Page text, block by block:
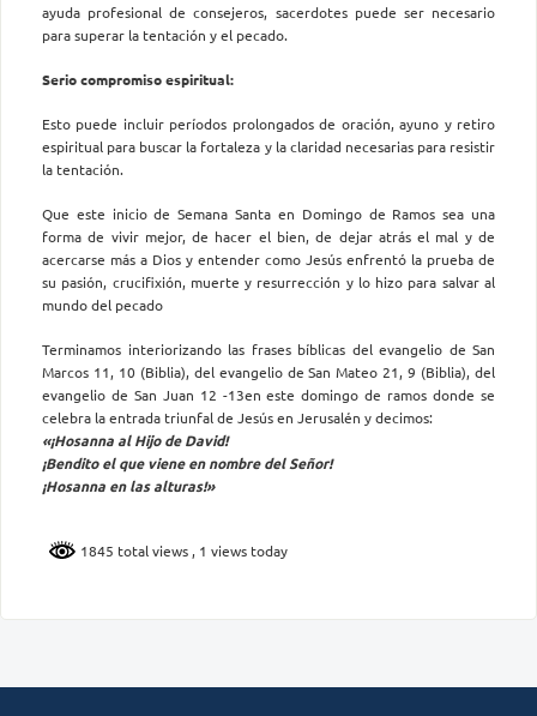
ayuda profesional de consejeros, sacerdotes puede ser necesario
para superar la tentación y el pecado.
Serio compromiso espiritual:
Esto puede incluir períodos prolongados de oración, ayuno y retiro
espiritual para buscar la fortaleza y la claridad necesarias para resistir
la tentación.
Que este inicio de Semana Santa en Domingo de Ramos sea una
forma de vivir mejor, de hacer el bien, de dejar atrás el mal y de
acercarse más a Dios y entender como Jesús enfrentó la prueba de
su pasión, crucifixión, muerte y resurrección y lo hizo para salvar al
mundo del pecado
Terminamos interiorizando las frases bíblicas del evangelio de San
Marcos 11, 10 (Biblia), del evangelio de San Mateo 21, 9 (Biblia), del
evangelio de San Juan 12 -13en este domingo de ramos donde se
celebra la entrada triunfal de Jesús en Jerusalén y decimos:
«¡Hosanna al Hijo de David!
¡Bendito el que viene en nombre del Señor!
¡Hosanna en las alturas!»
1845 total views , 1 views today